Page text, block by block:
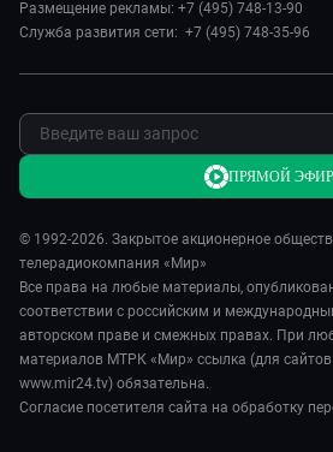
Спорт
Пять причин поехать в...
Сделано в Содружестве
Я – волонтер
Новости
Реклама
Обратная связь
Размещение рекламы: +7 (495) 748-13-90
Служба развития сети: +7 (495) 748-35-96
© 1992-2026. Закрытое акционерное
телерадиокомпания «Мир»
Все права на любые материалы,
соответствии с российским и
авторском праве и смежных правах. При
материалов МТРК «Мир» ссылка (для сайтов
www.mir24.tv) обязательна.
Согласие посетителя сайта на обработку
ПРЯМОЙ ЭФИР